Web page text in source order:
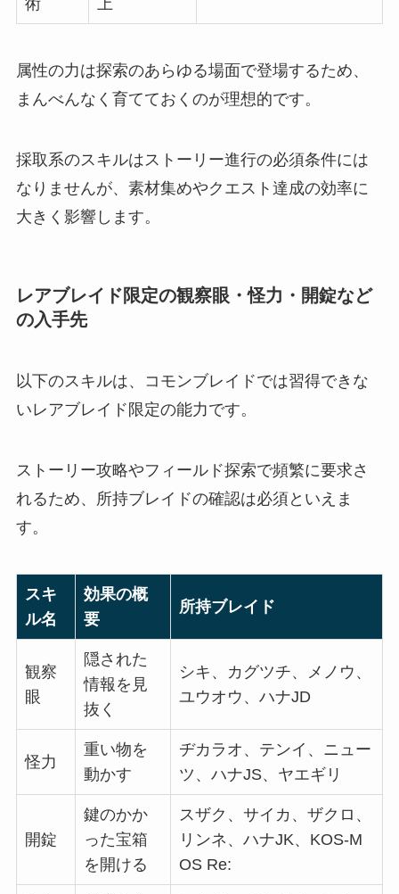
属性の力は探索のあらゆる場面で登場するため、
まんべんなく育てておくのが理想的です。
採取系のスキルはストーリー進行の必須条件には
なりませんが、素材集めやクエスト達成の効率に
大きく影響します。
レアブレイド限定の観察眼・怪力・開錠など
の入手先
以下のスキルは、コモンブレイドでは習得できな
いレアブレイド限定の能力です。
ストーリー攻略やフィールド探索で頻繁に要求さ
れるため、所持ブレイドの確認は必須といえま
す。
スキ
ル名
効果の概
要
所持ブレイド
観察
眼
隠された
情報を見
抜く
シキ、カグツチ、メノウ、
ユウオウ、ハナJD
怪力
重い物を
動かす
ヂカラオ、テンイ、ニュー
ツ、ハナJS、ヤエギリ
開錠
鍵のかか
った宝箱
を開ける
スザク、サイカ、ザクロ、
リンネ、ハナJK、KOS-M
OS Re: